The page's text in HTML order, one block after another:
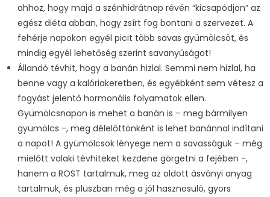
ahhoz, hogy majd a szénhidrátnap révén “kicsapódjon” az
egész diéta abban, hogy zsírt fog bontani a szervezet. A
fehérje napokon egyél picit több savas gyümölcsöt, és
mindig egyél lehetőség szerint savanyúságot!
Állandó tévhit, hogy a banán hizlal. Semmi nem hizlal, ha
benne vagy a kalóriakeretben, és egyébként sem vétesz a
fogyást jelentő hormonális folyamatok ellen.
Gyümölcsnapon is mehet a banán is – meg bármilyen
gyümölcs -, meg délelőttönként is lehet banánnal indítani
a napot! A gyümölcsök lényege nem a savasságuk – még
mielőtt valaki tévhiteket kezdene görgetni a fejében -,
hanem a ROST tartalmuk, meg az oldott ásványi anyag
tartalmuk, és pluszban még a jól hasznosuló, gyors